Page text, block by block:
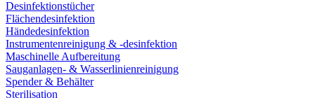
Desinfektionstücher
Flächendesinfektion
Händedesinfektion
Instrumentenreinigung & -desinfektion
Maschinelle Aufbereitung
Sauganlagen- & Wasserlinienreinigung
Spender & Behälter
Sterilisation